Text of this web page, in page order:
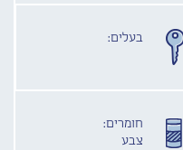
בעלים:
חומרים:
צבע